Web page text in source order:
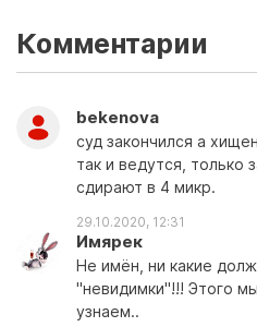
Комментарии
bekenova
суд закончился а
так и ведутся, только
сдирают в 4 микр.
29.10.2020, 12:31
Имярек
Не имён, ни какие
"невидимки"!!! Этого
узнаем..